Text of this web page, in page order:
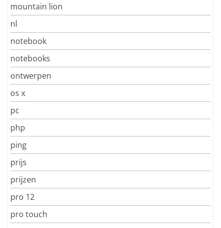
mountain lion
nl
notebook
notebooks
ontwerpen
os x
pc
php
ping
prijs
prijzen
pro 12
pro touch